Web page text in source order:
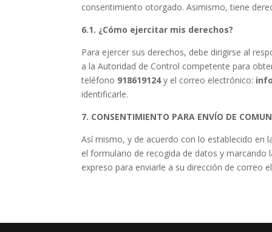
consentimiento otorgado. Asimismo, tiene
6.1. ¿Cómo ejercitar mis derechos?
Para ejercer sus derechos, debe dirigirse al
a la Autoridad de Control competente para
teléfono 918619124y el correo electrónico:
identificarle.
7. CONSENTIMIENTO PARA ENVÍO DE
Así mismo, y de acuerdo con lo establecido en
el formulario de recogida de datos y marcando
expreso para enviarle a su dirección de correo